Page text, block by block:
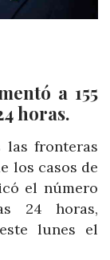
a 155
horas.
fronteras
los casos de
el número
24 horas,
lunes el